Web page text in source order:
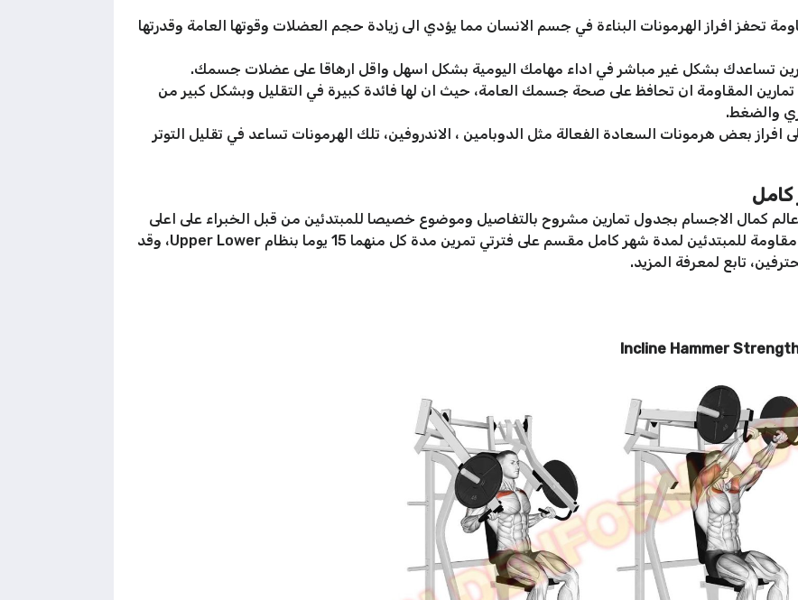
تحفز افراز الهرمونات البناءة في جسم الانسان مما يؤدي الى زيادة حجم العضلات وقوتها العامة وقدرتها
تساعدك بشكل غير مباشر في اداء مهامك اليومية بشكل اسهل واقل ارهاقا على عضلات جسمك.
المقاومة ان تحافظ على صحة جسمك العامة، حيث ان لها فائدة كبيرة في التقليل وبشكل كبير من
والضغط.
بعض هرمونات السعادة الفعالة مثل الدوبامين ، الاندروفين، تلك الهرمونات تساعد في تقليل التوتر
كامل
كمال الاجسام بجدول تمارين مشروح بالتفاصيل وموضوع خصيصا للمبتدئين من قبل الخبراء على اعلى
مستوى، هذا ما نقدمه لك الان، جدول تمارين مقاومة للمبتدئين لمدة شهر كامل مقسم على فترتي تمرين مدة كل منهما 15 يوما بنظام Upper Lower، وقد
تابع لمعرفة المزيد.